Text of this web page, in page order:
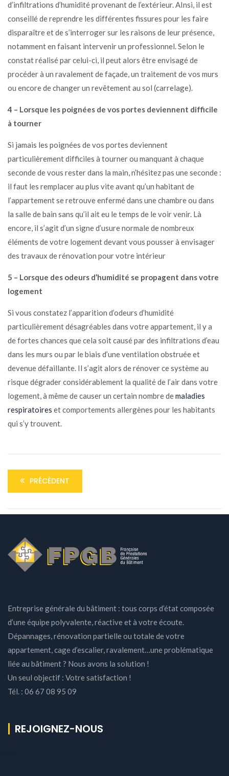
d’infiltrations d’humidité provenant de l’extérieur. AInsi, il est
conseillé de reprendre les différentes fissures pour les faire
disparaître et de s’interroger sur les raisons de leur présence,
notamment en faisant intervenir un professionnel. Selon le
constat réalisé par celui-ci, il peut alors être envisagé de
procéder à un ravalement de façade, un traitement de vos murs
ou encore de changer un revêtement au sol (carrelage).
4 – Lorsque les poignées de vos portes deviennent difficile
à tourner
Si jamais les poignées de vos portes deviennent
particulièrement difficiles à tourner ou manquant à chaque
seconde de vous rester dans la main, n’hésitez pas une seconde :
il faut les remplacer au plus vite avant qu’un habitant de
l’appartement se retrouve enfermé dans une chambre ou dans
la salle de bain sans qu’il ait eu le temps de le voir venir. Là
encore, il s’agit d’un signe d’usure normale de nombreux
éléments de votre logement devant vous pousser à envisager
des travaux de rénovation pour votre intérieur
5 – Lorsque des odeurs d’humidité se propagent dans votre
logement
Si vous constatez l’apparition d’odeurs d’humidité
particulièrement désagréables dans votre appartement, il y a
de fortes chances que cela soit causé par des infiltrations d’eau
dans les murs ou par le biais d’une ventilation obstruée et
devenue défaillante. Il s’agit alors de rénover ce système au
risque dégrader considérablement la qualité de l’air dans votre
logement, à même de causer un certain nombre demaladies
respiratoires et comportements allergènes pour les habitants
qui s’y trouvent.
PRÉCÈDENT
Entreprise générale du bâtiment : tous corps d’état composée
d’une équipe polyvalente, réactive et à votre écoute.
Dépannages, rénovation partielle ou totale de votre
appartement, cage d’escalier, ravalement…une problématique
liée au bâtiment ? Nous avons la solution !
Un seul objectif : Votre satisfaction !
Tél. : 06 67 08 95 09
REJOIGNEZ-NOUS